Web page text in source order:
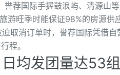
荐国际手握鼓浪屿、清源山
游旺季时能保证98%的房源
取消订单时，誉荐国际凭借
程。
均发团量达53